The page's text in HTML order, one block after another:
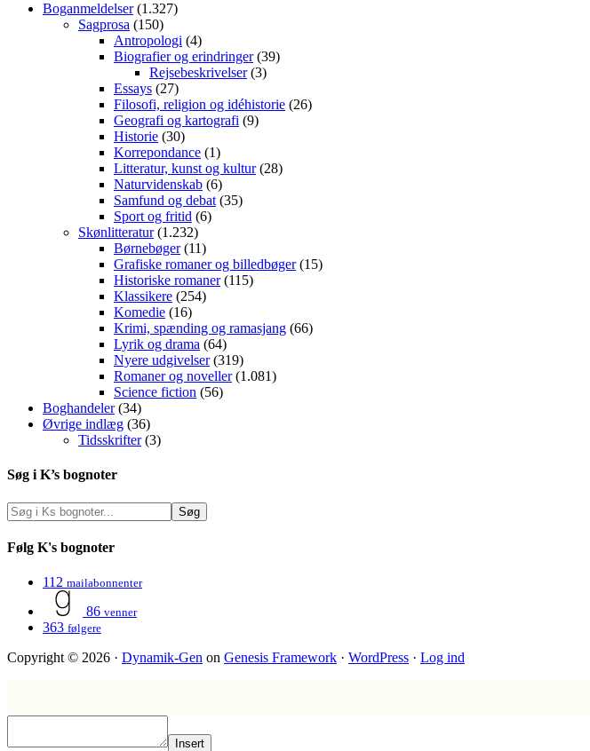
Boganmeldelser(1.327)
Sagprosa (150)
Antropologi (4)
Biografier og erindringer(39)
Rejsebeskrivelser(3)
Essays (27)
Filosofi, religion og idéhistorie (26)
Geografi og kartografi (9)
Historie (30)
Korrepondance (1)
Litteratur, kunst og kultur(28)
Naturvidenskab (6)
Samfund og debat (35)
Sport og fritid (6)
Skønlitteratur(1.232)
Børnebøger(11)
Grafiske romaner og billedbøger(15)
Historiske romaner(115)
Klassikere (254)
Komedie (16)
Krimi, spænding og ramasjang (66)
Lyrik og drama (64)
Nyere udgivelser(319)
Romaner og noveller(1.081)
Science fiction (56)
Boghandeler(34)
Øvrige indlæg (36)
Tidsskrifter(3)
Søg i K’s bognoter
Følg K's bognoter
112 mailabonnenter
86 venner
363 følgere
Copyright © 2026 · Dynamik-Gen on Genesis Framework · WordPress · Log ind
Insert